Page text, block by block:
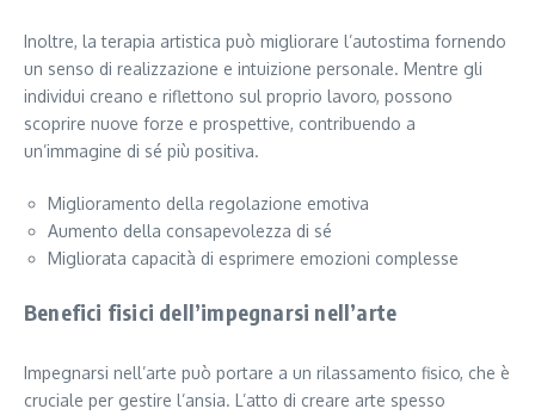
Inoltre, la terapia artistica può migliorare l’autostima fornendo
un senso di realizzazione e intuizione personale. Mentre gli
individui creano e riflettono sul proprio lavoro, possono
scoprire nuove forze e prospettive, contribuendo a
un’immagine di sé più positiva.
Miglioramento della regolazione emotiva
Aumento della consapevolezza di sé
Migliorata capacità di esprimere emozioni complesse
Benefici fisici dell’impegnarsi nell’arte
Impegnarsi nell’arte può portare a un rilassamento fisico, che è
cruciale per gestire l’ansia. L’atto di creare arte spesso